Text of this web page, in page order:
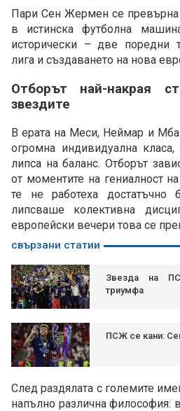
Пари Сен Жермен се превърна
в истинска футболна
исторически – две поредни
лига и създаването на нова
Отборът най-накрая
звездите
В ерата на Меси, Неймар и
огромна индивидуална
липса на баланс. Отборът
от моментите на гениалност
те не работеха достатъчно
липсваше колективна
европейски вечери това се
свързани статии
Звезда на
триумфа
ПСЖ се кани:
След раздялата с големите
напълно различна философия: